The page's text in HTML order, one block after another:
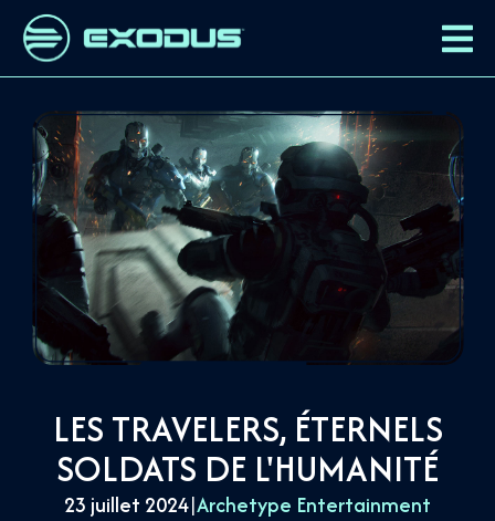
LES TRAVELERS, ÉTERNELS
SOLDATS DE L'HUMANITÉ
23 juillet 2024|Archetype Entertainment